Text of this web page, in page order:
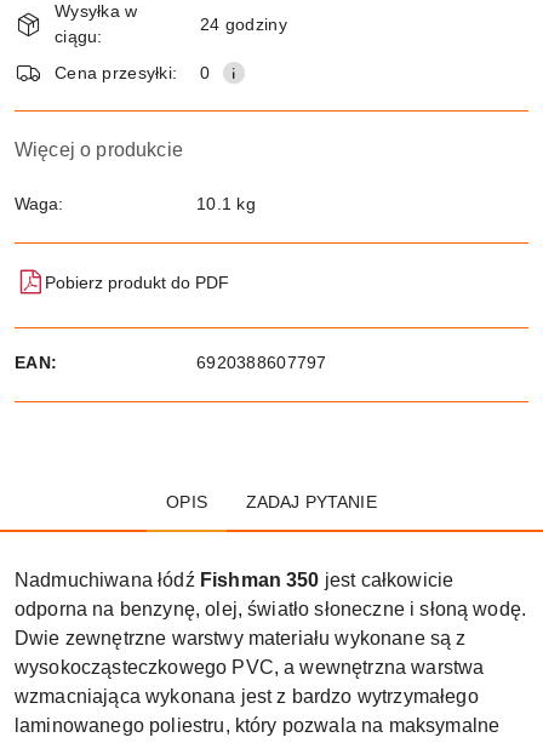
i
dostawa
Wysyłka w
ciągu:
24 godziny
Cena przesyłki: 0
Więcej o produkcie
Waga: 10.1 kg
Pobierz produkt do PDF
EAN: 6920388607797
OPIS ZADAJ PYTANIE
Nadmuchiwana łódź Fishman 350 jest całkowicie
odporna na benzynę, olej, światło słoneczne i słoną wodę.
Dwie zewnętrzne warstwy materiału wykonane są z
wysokocząsteczkowego PVC, a wewnętrzna warstwa
wzmacniająca wykonana jest z bardzo wytrzymałego
laminowanego poliestru, który pozwala na maksymalne